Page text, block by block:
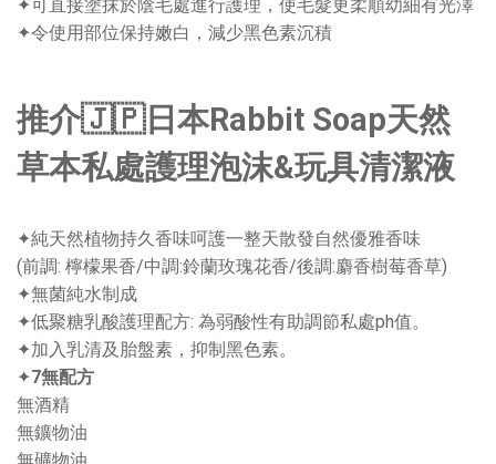
✦可直接塗抹於陰毛處進行護理，使毛髮更柔順幼細有光澤
✦令使用部位保持嫩白，減少黑色素沉積
推介🇯🇵日本Rabbit Soap天然
草本私處護理泡沫&玩具清潔液
✦純天然植物持久香味呵護一整天散發自然優雅香味
(前調: 檸檬果香/中調:鈴蘭玫瑰花香/後調:麝香樹莓香草)
✦無菌純水制成
✦低聚糖乳酸護理配方: 為弱酸性有助調節私處ph值。
✦加入乳清及胎盤素，抑制黑色素。
✦7無配方
無酒精
無鑛物油